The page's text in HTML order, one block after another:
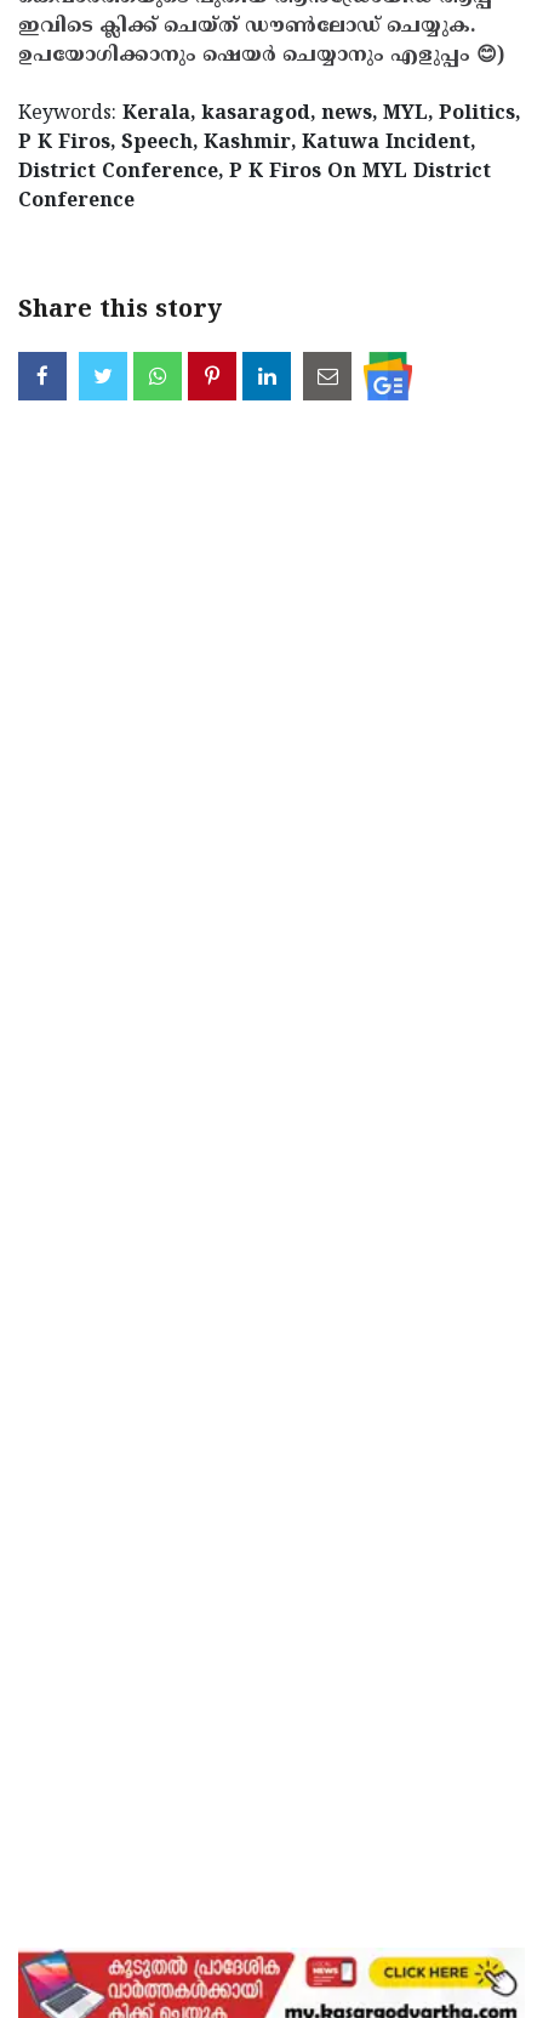
ഇവിടെ ക്ലിക്ക് ചെയ്ത് ഡൗൺലോഡ് ചെയ്യുക.
ഉപയോഗിക്കാനും ഷെയർ ചെയ്യാനും എളുപ്പം 😊)
Keywords: Kerala, kasaragod, news, MYL, Politics,
P K Firos, Speech, Kashmir, Katuwa Incident,
District Conference, P K Firos On MYL District
Conference
Share this story